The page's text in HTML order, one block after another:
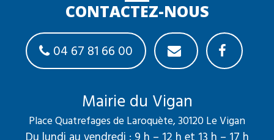
CONTACTEZ-NOUS
04 67 81 66 00
Mairie du Vigan
Place Quatrefages de Laroquète, 30120 Le Vigan
Du lundi au vendredi : 9 h – 12 h et 13 h – 17 h